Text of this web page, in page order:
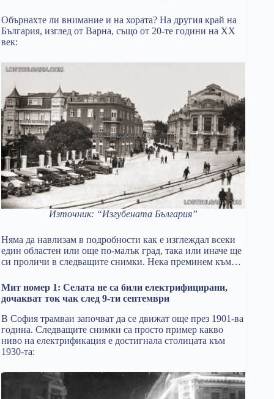
Обърнахте ли внимание и на хората? На другия край на
България, изглед от Варна, също от 20-те години на XX
век:
Източник: “Изгубената България”
Няма да навлизам в подробности как е изглеждал всеки
един областен или още по-малък град, така или иначе ще
си проличи в следващите снимки. Нека преминем към…
Мит номер 1: Селата не са били електрифицирани,
дочакват ток чак след 9-ти септември
В София трамваи започват да се движат още през 1901-ва
година. Следващите снимки са просто пример какво
ниво на електрификация е достигнала столицата към
1930-та: